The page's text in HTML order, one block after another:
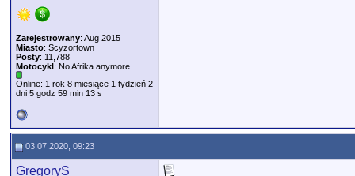
Zarejestrowany: Aug 2015
Miasto: Scyzortown
Posty: 11,788
Motocykl: No Afrika anymore
Online: 1 rok 8 miesiące 1 tydzień 2
dni 5 godz 59 min 13 s
03.07.2020, 09:23
GregoryS